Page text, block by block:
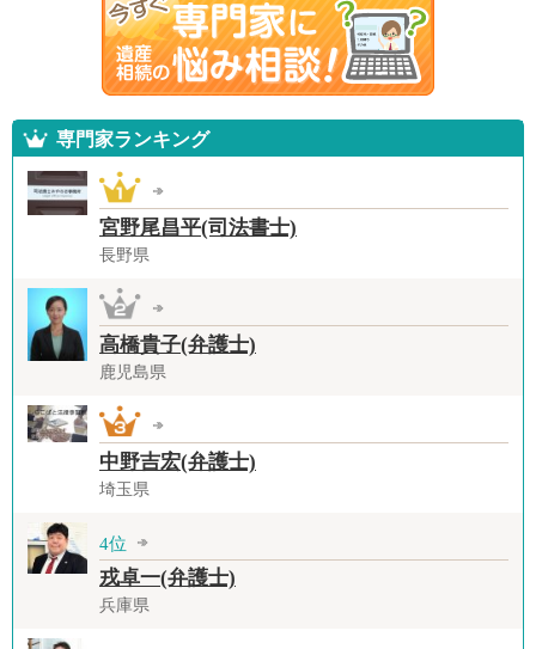
専門家ランキング
宮野尾昌平(司法書士)
長野県
高橋貴子(弁護士)
鹿児島県
中野吉宏(弁護士)
埼玉県
4位
戎卓一(弁護士)
兵庫県